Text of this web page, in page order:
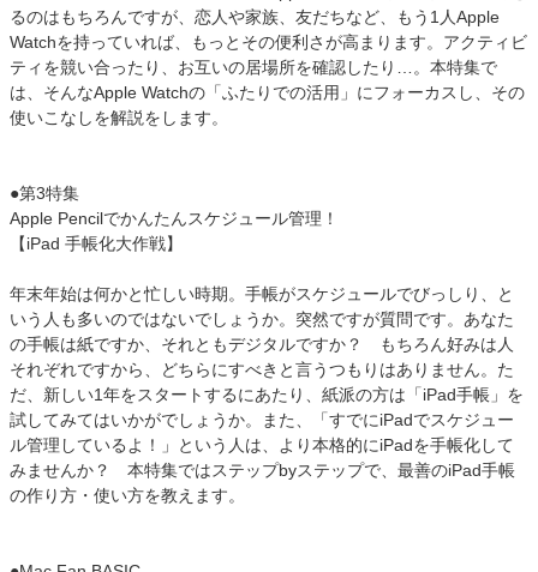
るのはもちろんですが、恋人や家族、友だちなど、もう1人Apple
Watchを持っていれば、もっとその便利さが高まります。アクティビ
ティを競い合ったり、お互いの居場所を確認したり…。本特集で
は、そんなApple Watchの「ふたりでの活用」にフォーカスし、その
使いこなしを解説をします。
●第3特集
Apple Pencilでかんたんスケジュール管理！
【iPad 手帳化大作戦】
年末年始は何かと忙しい時期。手帳がスケジュールでびっしり、と
いう人も多いのではないでしょうか。突然ですが質問です。あなた
の手帳は紙ですか、それともデジタルですか？ もちろん好みは人
それぞれですから、どちらにすべきと言うつもりはありません。た
だ、新しい1年をスタートするにあたり、紙派の方は「iPad手帳」を
試してみてはいかがでしょうか。また、「すでにiPadでスケジュー
ル管理しているよ！」という人は、より本格的にiPadを手帳化して
みませんか？ 本特集ではステップbyステップで、最善のiPad手帳
の作り方・使い方を教えます。